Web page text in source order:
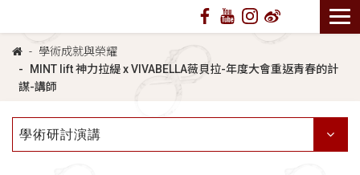
學術成就與榮耀
MINT lift 神力拉緹 x VIVABELLA薇貝拉-年度大會重返青春的計
謀-講師
學術研討演講